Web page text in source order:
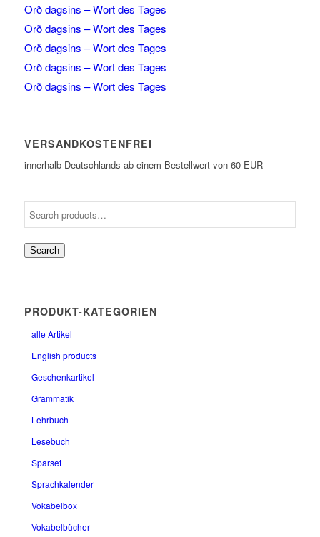
Orð dagsins – Wort des Tages
Orð dagsins – Wort des Tages
Orð dagsins – Wort des Tages
Orð dagsins – Wort des Tages
Orð dagsins – Wort des Tages
VERSANDKOSTENFREI
innerhalb Deutschlands ab einem Bestellwert von 60 EUR
Search
PRODUKT-KATEGORIEN
alle Artikel
English products
Geschenkartikel
Grammatik
Lehrbuch
Lesebuch
Sparset
Sprachkalender
Vokabelbox
Vokabelbücher